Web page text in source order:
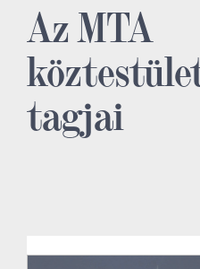
Az MTA
tagjai